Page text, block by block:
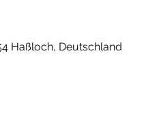
Haßloch, Deutschland